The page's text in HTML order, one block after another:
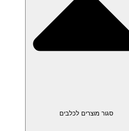
סגור מוצרים לכלבים